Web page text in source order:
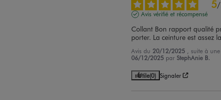
5/
Avis vérifié et récompensé
Collant Bon rapport qualité
porter. La ceinture est assez
Avis du 20/12/2025
, suite à
06/12/2025 par StephAnie B.
Utile(0) Signaler